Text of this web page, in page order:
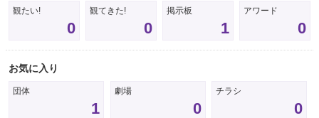
観たい!
0
観てきた!
0
掲示板
1
アワード
0
お気に入り
団体
1
劇場
0
チラシ
0